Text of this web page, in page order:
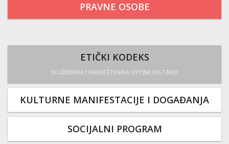
PRAVNE OSOBE
ETIČKI KODEKS
SLUŽBENIKA I NAMJEŠTENIKA OPĆINE KISTANJE
KULTURNE MANIFESTACIJE I DOGAĐANJA
SOCIJALNI PROGRAM